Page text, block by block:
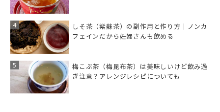
しそ茶（紫蘇茶）の副作用と作り方｜ノンカ
フェインだから妊婦さんも飲める
梅こぶ茶（梅昆布茶）は美味しいけど飲み過
ぎ注意？アレンジレシピについても